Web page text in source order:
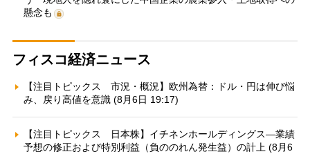
懸念も
フィスコ経済ニュース
【注目トピックス 市況・概況】欧州為替：ドル・円は伸び悩
み、戻り高値を意識 (8月6日 19:17)
【注目トピックス 日本株】イチネンホールディングス—業績
予想の修正および特別利益（負ののれん発生益）の計上 (8月6